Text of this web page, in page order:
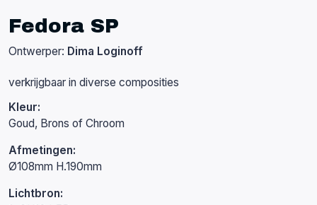
Fedora SP
Ontwerper: Dima Loginoff
verkrijgbaar in diverse composities
Kleur:
Goud, Brons of Chroom
Afmetingen:
Ø108mm H.190mm
Lichtbron: